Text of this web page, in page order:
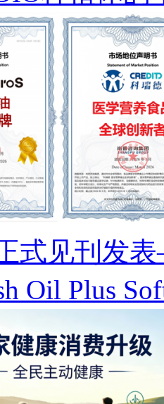
式见刊发
Oil Plus